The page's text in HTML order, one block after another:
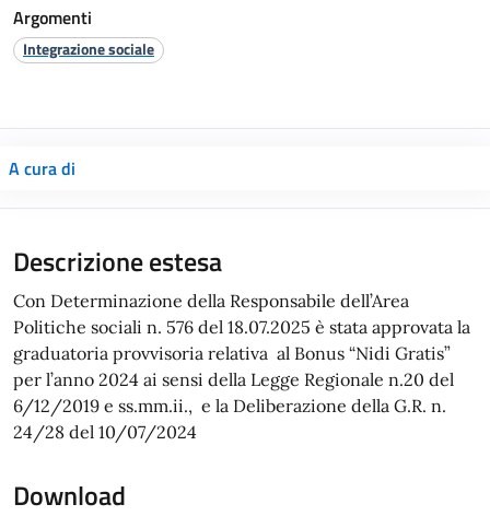
Argomenti
Integrazione sociale
A cura di
Descrizione estesa
Con Determinazione della Responsabile dell’Area
Politiche sociali n. 576 del 18.07.2025 è stata approvata la
graduatoria provvisoria relativa al Bonus “Nidi Gratis”
per l’anno 2024 ai sensi della Legge Regionale n.20 del
6/12/2019 e ss.mm.ii., e la Deliberazione della G.R. n.
24/28 del 10/07/2024
Download